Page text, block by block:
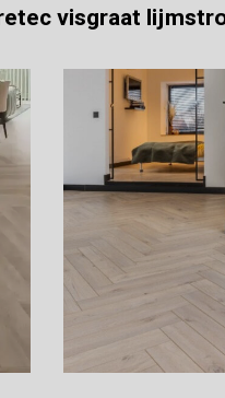
visgraat